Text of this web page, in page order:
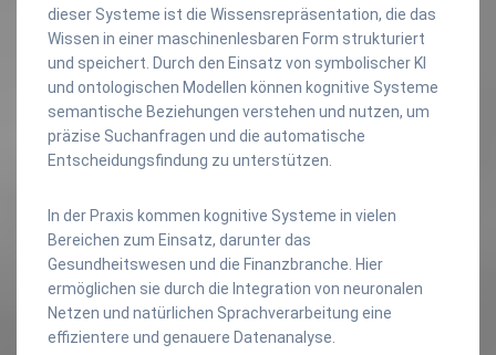
dieser Systeme ist die Wissensrepräsentation, die das
Wissen in einer maschinenlesbaren Form strukturiert
und speichert. Durch den Einsatz von symbolischer KI
und ontologischen Modellen können kognitive Systeme
semantische Beziehungen verstehen und nutzen, um
präzise Suchanfragen und die automatische
Entscheidungsfindung zu unterstützen.
In der Praxis kommen kognitive Systeme in vielen
Bereichen zum Einsatz, darunter das
Gesundheitswesen und die Finanzbranche. Hier
ermöglichen sie durch die Integration von neuronalen
Netzen und natürlichen Sprachverarbeitung eine
effizientere und genauere Datenanalyse.